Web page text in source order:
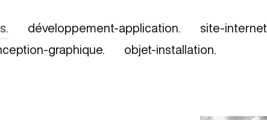
développement-application. site-internet.
graphique.
objet-installation.